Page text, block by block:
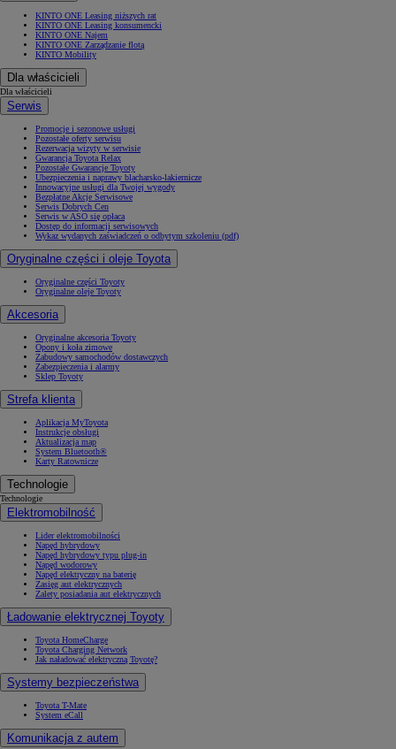
KINTO ONE Leasing niższych rat
KINTO ONE Leasing konsumencki
KINTO ONE Najem
KINTO ONE Zarządzanie flotą
KINTO Mobility
Dla właścicieli
Dla właścicieli
Serwis
Promocje i sezonowe usługi
Pozostałe oferty serwisu
Rezerwacja wizyty w serwisie
Gwarancja Toyota Relax
Pozostałe Gwarancje Toyoty
Ubezpieczenia i naprawy blacharsko-lakiernicze
Innowacyjne usługi dla Twojej wygody
Bezpłatne Akcje Serwisowe
Serwis Dobrych Cen
Serwis w ASO się opłaca
Dostęp do informacji serwisowych
Wykaz wydanych zaświadczeń o odbytym szkoleniu (pdf)
Oryginalne części i oleje Toyota
Oryginalne części Toyoty
Oryginalne oleje Toyoty
Akcesoria
Oryginalne akcesoria Toyoty
Opony i koła zimowe
Zabudowy samochodów dostawczych
Zabezpieczenia i alarmy
Sklep Toyoty
Strefa klienta
Aplikacja MyToyota
Instrukcje obsługi
Aktualizacja map
System Bluetooth®
Karty Ratownicze
Technologie
Technologie
Elektromobilność
Lider elektromobilności
Napęd hybrydowy
Napęd hybrydowy typu plug-in
Napęd wodorowy
Napęd elektryczny na baterię
Zasięg aut elektrycznych
Zalety posiadania aut elektrycznych
Ładowanie elektrycznej Toyoty
Toyota HomeCharge
Toyota Charging Network
Jak naładować elektryczną Toyotę?
Systemy bezpieczeństwa
Toyota T-Mate
System eCall
Komunikacja z autem